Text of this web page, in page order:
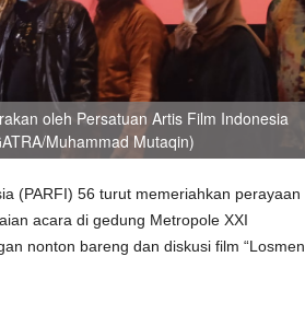
oleh Persatuan Artis Film Indonesia
Muhammad Mutaqin)
(PARFI) 56 turut memeriahkan perayaan
acara di gedung Metropole XXI
nonton bareng dan diskusi film “Losmen